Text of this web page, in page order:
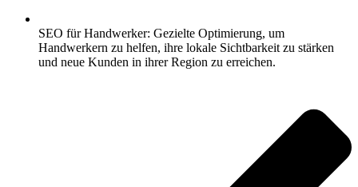
SEO für Handwerker: Gezielte Optimierung, um
Handwerkern zu helfen, ihre lokale Sichtbarkeit zu stärken
und neue Kunden in ihrer Region zu erreichen.